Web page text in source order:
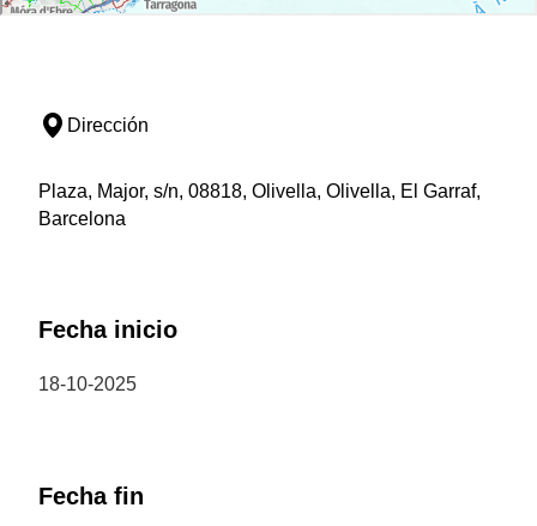
Dirección
Plaza, Major, s/n, 08818, Olivella, Olivella, El Garraf,
Barcelona
Fecha inicio
18-10-2025
Fecha fin